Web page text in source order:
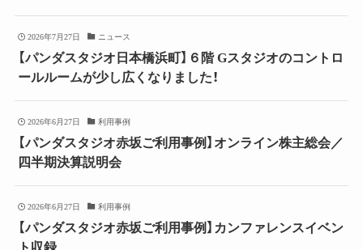
2026年7月27日 ニュース
【パンダスタジオ日本橋浜町】６階 Gスタジオのコントロ
ールルームが少し広くなりました！
2026年6月27日 利用事例
【パンダスタジオ赤坂ご利用事例】オンライン株主総会／
四半期決算説明会
2026年6月27日 利用事例
【パンダスタジオ赤坂ご利用事例】カンファレンスイベン